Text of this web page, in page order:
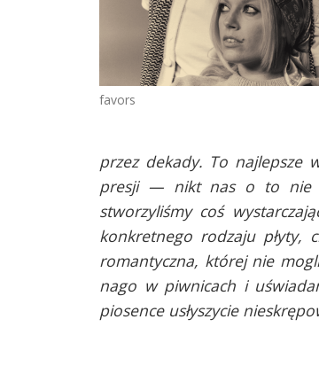
favors
przez dekady. To najlepsze
presji — nikt nas o to nie
stworzyliśmy coś
konkretnego rodzaju płyty,
romantyczna, której nie
nago w piwnicach i
piosence usłyszycie